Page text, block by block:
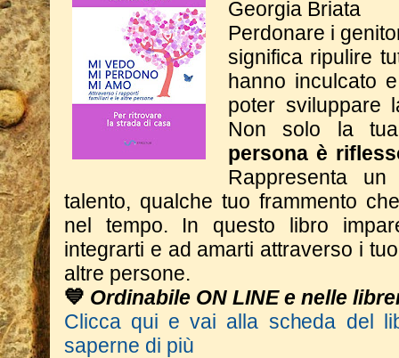
Georgia Briata
Perdonare i
significa ripulire
hanno inculcato
poter sviluppare
Non solo la
persona è
Rappresenta
talento, qualche tuo frammento
nel tempo.
In questo libro
integrarti e ad amarti attraverso i
altre persone.
💙 Ordinabile ON LINE e nelle
Clicca qui e vai alla scheda del
saperne di più